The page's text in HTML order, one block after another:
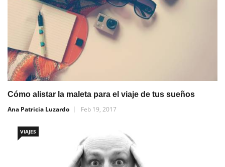
Cómo alistar la maleta para el viaje de tus sueños
Ana Patricia Luzardo
Feb 19, 2017
VIAJES